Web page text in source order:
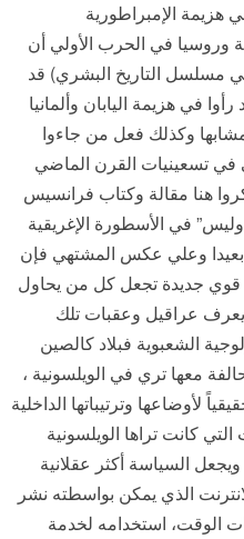
الإمبراطورية
وروسيا في الحرب الأولي أن
مسلسل التاريخ البشري) قد
في هزيمة اليابان وألمانيا
مشابها وكذلك فعل من جاءوا
في تسعينيات القرن الماضي
هنا مقالة وكتاب فرانسيس
في الأسطورة الإغريقية
بعيدا وعلي عكس المشتهي فإن
قوي جديدة تجعل كل من يحاول
يعرف عراقيل وعقبات تلك
الشعبوية فبلاد كالصين
معها تري في الويلسونية ،
لأوضاعها وترتيباتها الداخلية
كانت تراها الويلسونية
السياسة أكثر عقلانية
الذي يمكن بواسطته نشر
الوقت، استخدامه لخدمة